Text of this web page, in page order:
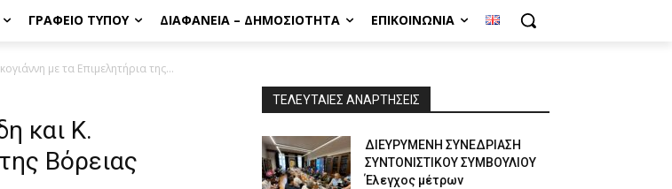
ΓΡΑΦΕΊΟ ΤΎΠΟΥ ΔΙΑΦΆΝΕΙΑ – ΔΗΜΟΣΙΌΤΗΤΑ ΕΠΙΚΟΙΝΩΝΊΑ
με τα Επιμελητήρια της...
και Κ.
Βόρειας
ΤΕΛΕΥΤΑΙΕΣ ΑΝΑΡΤΗΣΕΙΣ
ΔΙΕΥΡΥΜΕΝΗ ΣΥΝΕΔΡΙΑΣΗ
ΣΥΝΤΟΝΙΣΤΙΚΟΥ ΣΥΜΒΟΥΛΙΟΥ
Έλεγχος μέτρων